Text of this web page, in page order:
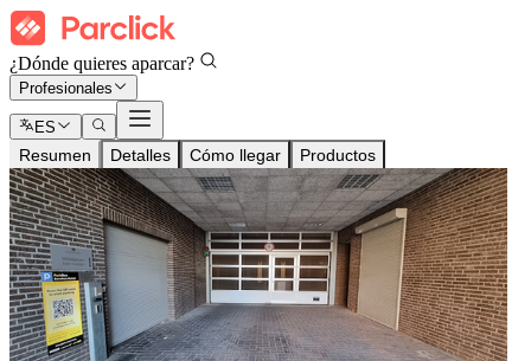
¿Dónde quieres aparcar?
Profesionales
ES
Resumen Detalles Cómo llegar Productos